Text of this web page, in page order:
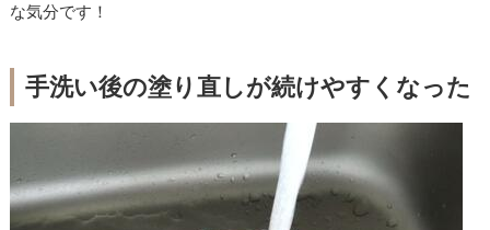
な気分です！
手洗い後の塗り直しが続けやすくなった